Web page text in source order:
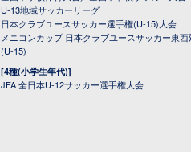
U-13地域サッカーリーグ
日本クラブユースサッカー選手権(U-15)大会
メニコンカップ 日本クラブユースサッカー東
(U-15)
[4種(小学生年代)]
JFA 全日本U-12サッカー選手権大会